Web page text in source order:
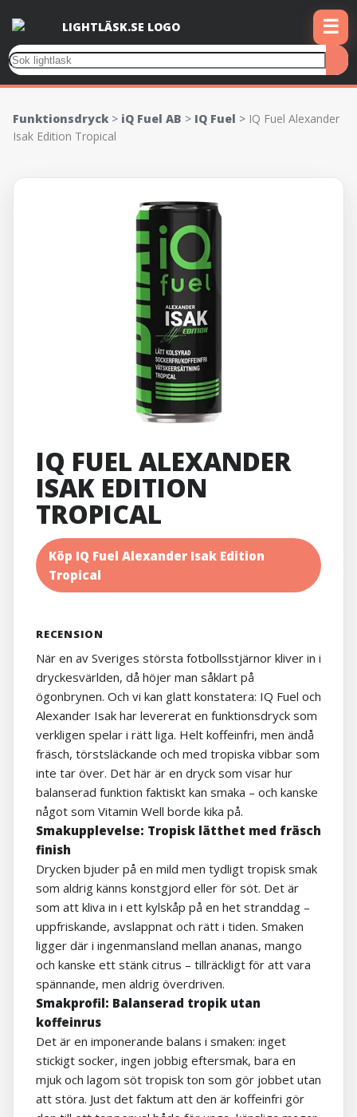
☰
Funktionsdryck > iQ Fuel AB > IQ Fuel > IQ Fuel Alexander
Isak Edition Tropical
IQ FUEL ALEXANDER
ISAK EDITION
TROPICAL
Köp IQ Fuel Alexander Isak Edition
Tropical
RECENSION
När en av Sveriges största fotbollsstjärnor kliver in i
dryckesvärlden, då höjer man såklart på
ögonbrynen. Och vi kan glatt konstatera: IQ Fuel och
Alexander Isak har levererat en funktionsdryck som
verkligen spelar i rätt liga. Helt koffeinfri, men ändå
fräsch, törstsläckande och med tropiska vibbar som
inte tar över. Det här är en dryck som visar hur
balanserad funktion faktiskt kan smaka – och kanske
något som Vitamin Well borde kika på.
Smakupplevelse: Tropisk lätthet med fräsch
finish
Drycken bjuder på en mild men tydligt tropisk smak
som aldrig känns konstgjord eller för söt. Det är
som att kliva in i ett kylskåp på en het stranddag –
uppfriskande, avslappnat och rätt i tiden. Smaken
ligger där i ingenmansland mellan ananas, mango
och kanske ett stänk citrus – tillräckligt för att vara
spännande, men aldrig överdriven.
Smakprofil: Balanserad tropik utan
koffeinrus
Det är en imponerande balans i smaken: inget
stickigt socker, ingen jobbig eftersmak, bara en
mjuk och lagom söt tropisk ton som gör jobbet utan
att störa. Just det faktum att den är koffeinfri gör